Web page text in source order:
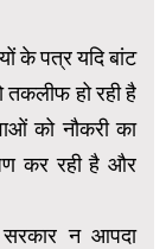
के पत्र यदि बांट
हो रही है
को नौकरी का
कर रही है और
सरकार न आपदा